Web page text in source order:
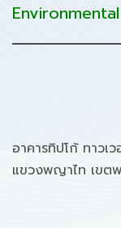
อาคารทิปโก้ ทาวเ
แขวงพญาไท เขต